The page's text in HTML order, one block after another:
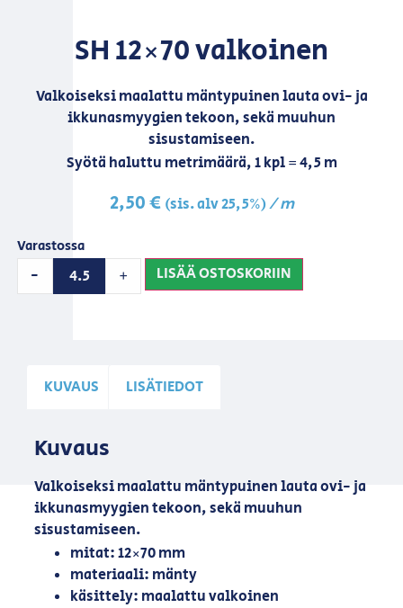
SH 12×70 valkoinen
Valkoiseksi maalattu mäntypuinen lauta ovi- ja
ikkunasmyygien tekoon, sekä muuhun
sisustamiseen.
Syötä haluttu metrimäärä, 1 kpl = 4,5 m
2,50€ (sis. alv 25,5%)/ m
Varastossa
- + LISÄÄ OSTOSKORIIN
KUVAUS LISÄTIEDOT
Kuvaus
Valkoiseksi maalattu mäntypuinen lauta ovi- ja
ikkunasmyygien tekoon, sekä muuhun
sisustamiseen.
mitat: 12×70 mm
materiaali: mänty
käsittely: maalattu valkoinen